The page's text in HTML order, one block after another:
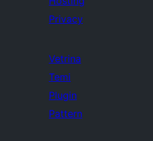
Privacy
Vetrina
Temi
Plugin
Pattern